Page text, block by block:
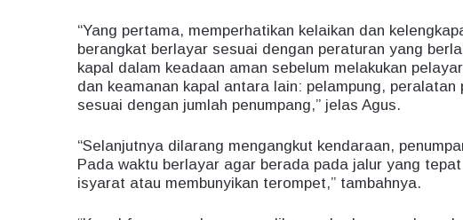
“Yang pertama, memperhatikan kelaikan dan
berangkat berlayar sesuai dengan peraturan yang
kapal dalam keadaan aman sebelum melakukan
dan keamanan kapal antara lain: pelampung,
sesuai dengan jumlah penumpang,” jelas Agus.
“Selanjutnya dilarang mengangkut kendaraan,
Pada waktu berlayar agar berada pada jalur yang
isyarat atau membunyikan terompet,” tambahnya.